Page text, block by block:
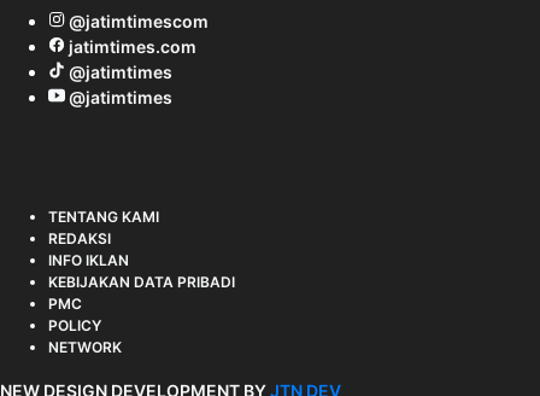
@jatimtimescom
jatimtimes.com
@jatimtimes
@jatimtimes
TENTANG KAMI
REDAKSI
INFO IKLAN
KEBIJAKAN DATA PRIBADI
PMC
POLICY
NETWORK
NEW DESIGN DEVELOPMENT BYJTN DEV